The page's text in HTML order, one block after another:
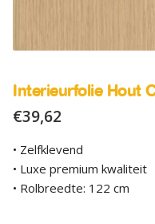
Interieurfolie Hout
€39,62
• Zelfklevend
• Luxe premium kwaliteit
• Rolbreedte: 122 cm